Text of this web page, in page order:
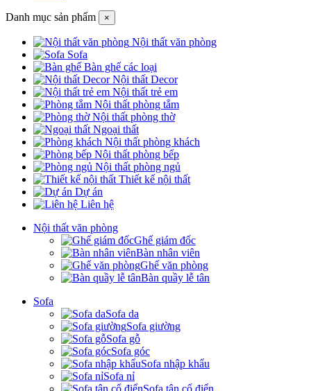
Danh mục sản phẩm ×
Nội thất văn phòng
Sofa
Bàn ghế các loại
Nội thất Decor
Nội thất trẻ em
Nội thất phòng tắm
Nội thất phòng thờ
Ngoại thất
Nội thất phòng khách
Nội thất phòng bếp
Nội thất phòng ngủ
Thiết kế nội thất
Dự án
Liên hệ
Nội thất văn phòng
Ghế giám đốc
Bàn nhân viên
Ghế văn phòng
Bàn quầy lễ tân
Sofa
Sofa da
Sofa giường
Sofa gỗ
Sofa góc
Sofa nhập khẩu
Sofa nỉ